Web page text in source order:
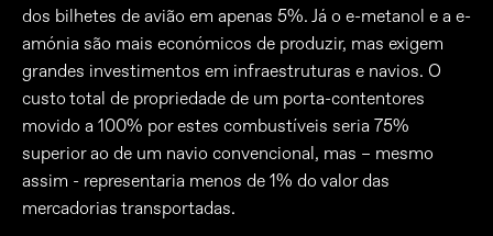
dos bilhetes de avião em apenas 5%. Já o e-metanol e a e-
amónia são mais económicos de produzir, mas exigem
grandes investimentos em infraestruturas e navios. O
custo total de propriedade de um porta-contentores
movido a 100% por estes combustíveis seria 75%
superior ao de um navio convencional, mas – mesmo
assim - representaria menos de 1% do valor das
mercadorias transportadas.